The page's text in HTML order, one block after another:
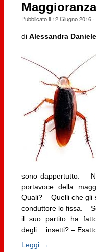
Pubblicato il 12 Giugno 2016·
di Alessandra Daniele
sono dappertutto. –
portavoce della
Quali? – Quelli che gli
conduttore lo fissa. –
il suo partito ha
degli… insetti? –
Leggi →